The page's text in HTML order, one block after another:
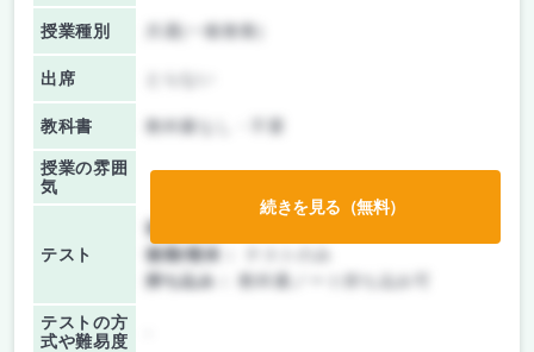
授業種別 共通(一般教養)
出席
教科書 教科書なし・不要
授業の雰囲
気
テスト
前期/中間：
後期/期末：
持ち込み：
教科書ノート持ち込み可
テストの方
式や難易度
続きを見る（無料）